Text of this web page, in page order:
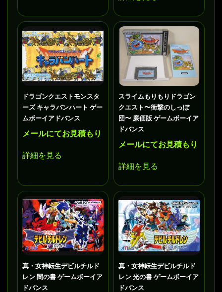
ドラゴンクエストモンスタ
ーズ キャラバンハート ゲー
ムボーイアドバンス
メールにてお見積もり
詳細を見る
スライムもりもりドラゴン
クエスト〜衝撃のしっぽ
団〜 廉価版 ゲームボーイア
ドバンス
メールにてお見積もり
詳細を見る
真・女神転生デビルチルド
レン 闇の書 ゲームボーイア
ドバンス
真・女神転生デビルチルド
レン 光の書 ゲームボーイア
ドバンス